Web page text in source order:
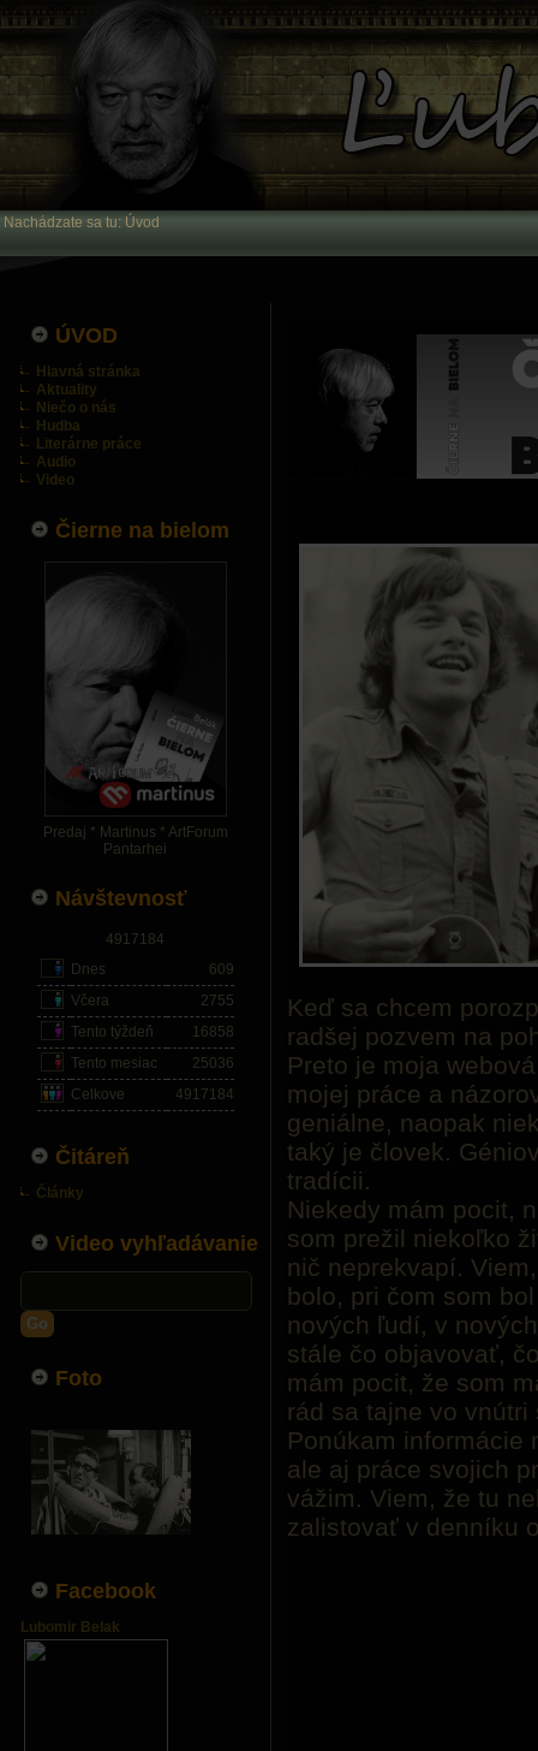
Nachádzate sa tu: Úvod
ÚVOD
Hlavná stránka
Aktuality
Niečo o nás
Hudba
Literárne práce
Audio
Video
Čierne na bielom
Predaj * Martinus * ArtForum
Pantarhei
Návštevnosť
4917184
Dnes
609
Včera
2755
Tento týždeň
16858
Tento mesiac
25036
Celkove
4917184
Čitáreň
Články
Video vyhľadávanie
Go
Foto
Facebook
Lubomir Belak
Keď sa chcem
radšej pozvem na
Preto je moja
mojej práce a
geniálne, naopak
taký je človek.
tradícii.
Niekedy mám pocit,
som prežil niekoľko
nič neprekvapí.
bolo, pri čom som
nových ľudí, v
stále čo objavovať,
mám pocit, že som
rád sa tajne vo
Ponúkam informácie
ale aj práce svojich
vážim. Viem, že tu
zalistovať v denníku